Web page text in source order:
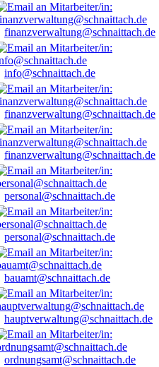
finanzverwaltung@schnaittach.de
info@schnaittach.de
finanzverwaltung@schnaittach.de
finanzverwaltung@schnaittach.de
personal@schnaittach.de
personal@schnaittach.de
bauamt@schnaittach.de
hauptverwaltung@schnaittach.de
ordnungsamt@schnaittach.de